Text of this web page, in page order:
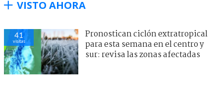
VISTO AHORA
41
visitas
Pronostican ciclón extratropical
para esta semana en el centro y
sur: revisa las zonas afectadas